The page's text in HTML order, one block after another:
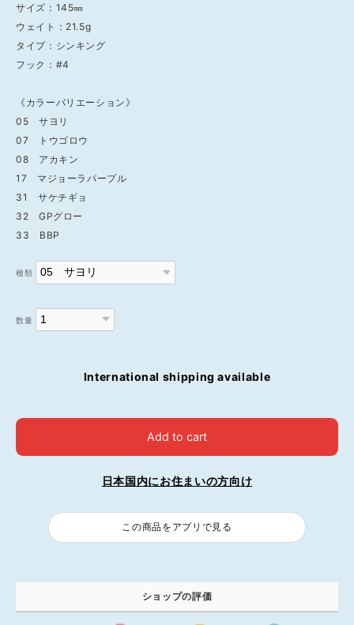
サイズ：145㎜
ウェイト：21.5g
タイプ：シンキング
フック：#4
《カラーバリエーション》
05 サヨリ
07 トウゴロウ
08 アカキン
17 マジョーラパープル
31 サケチギョ
32 GPグロー
33 BBP
種類
数量
International shipping available
Add to cart
日本国内にお住まいの方向け
この商品をアプリで見る
ショップの評価